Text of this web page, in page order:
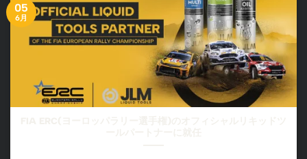
05
6月